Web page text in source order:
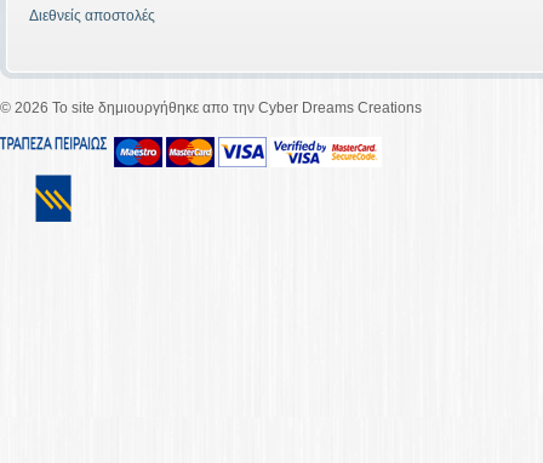
Διεθνείς αποστολές
© 2026 To site δημιουργήθηκε απο την Cyber Dreams Creations